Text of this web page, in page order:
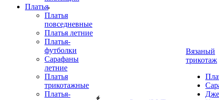
Платья
Платья
повседневные
Платья летние
Платья-
футболки
Сарафаны
летние
Платья
трикотажные
Платья-
Вязаный
трикотаж